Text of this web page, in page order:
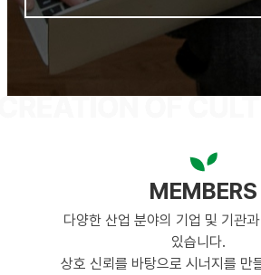
MEMBERS
다양한 산업 분야의 기업 및 기관
있습니다.
상호 신뢰를 바탕으로 시너지를 만